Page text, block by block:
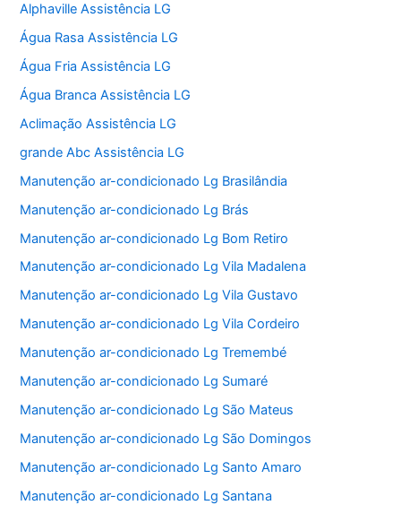
Alphaville Assistência LG
Água Rasa Assistência LG
Água Fria Assistência LG
Água Branca Assistência LG
Aclimação Assistência LG
grande Abc Assistência LG
Manutenção ar-condicionado Lg Brasilândia
Manutenção ar-condicionado Lg Brás
Manutenção ar-condicionado Lg Bom Retiro
Manutenção ar-condicionado Lg Vila Madalena
Manutenção ar-condicionado Lg Vila Gustavo
Manutenção ar-condicionado Lg Vila Cordeiro
Manutenção ar-condicionado Lg Tremembé
Manutenção ar-condicionado Lg Sumaré
Manutenção ar-condicionado Lg São Mateus
Manutenção ar-condicionado Lg São Domingos
Manutenção ar-condicionado Lg Santo Amaro
Manutenção ar-condicionado Lg Santana